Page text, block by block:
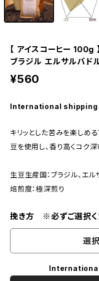
【 アイスコーヒー
ブラジル エルサルバド
¥560
International shipping
キリッとした苦みを楽しめ
豆を使用し、香り高くコク深
生豆生産国：ブラジル、エル
焙煎度：極深煎り
挽き方 ※必ずご選択く
選択